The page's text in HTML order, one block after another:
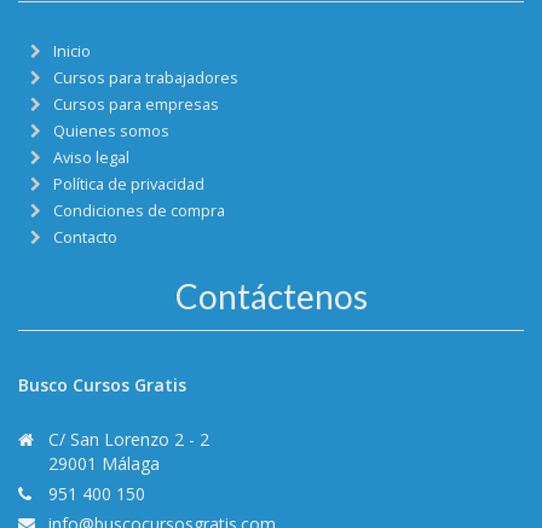
Inicio
Cursos para trabajadores
Cursos para empresas
Quienes somos
Aviso legal
Política de privacidad
Condiciones de compra
Contacto
Contáctenos
Busco Cursos Gratis
C/ San Lorenzo 2 - 2
29001 Málaga
951 400 150